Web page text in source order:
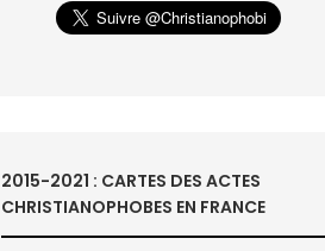
2015-2021 : CARTES DES ACTES
CHRISTIANOPHOBES EN FRANCE